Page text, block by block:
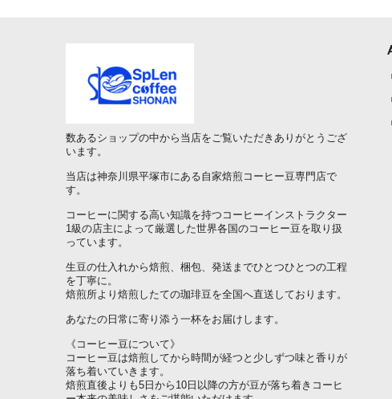
数あるショップの中から当店をご覧いただきありがとうござ
います。
当店は神奈川県平塚市にある自家焙煎コーヒー豆専門店で
す。
コーヒーに関する高い知識を持つコーヒーインストラクター
1級の店主によって厳選した世界各国のコーヒー豆を取り扱
っています。
生豆の仕入れから焙煎、梱包、発送までひとつひとつの工程
を丁寧に。
焙煎所より焙煎したての珈琲豆を全国へ直送しております。
あなたの日常に寄り添う一杯をお届けします。
《コーヒー豆について》
コーヒー豆は焙煎してから時間が経つと少しずつ味と香りが
落ち着いていきます。
焙煎直後よりも5日から10日以降の方が豆が落ち着きコーヒ